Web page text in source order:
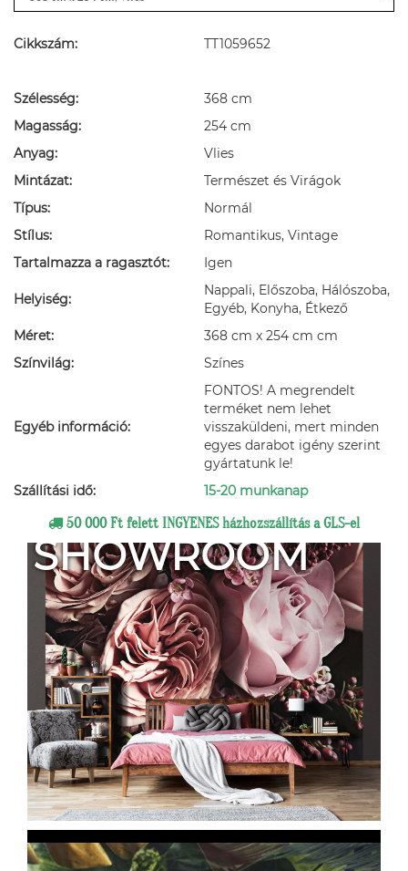
Cikkszám: TT1059652
Szélesség:
368 cm
Magasság:
254 cm
Anyag:
Vlies
Mintázat:
Természet és Virágok
Típus:
Normál
Stílus:
Romantikus, Vintage
Tartalmazza a ragasztót:
Igen
Helyiség:
Nappali, Előszoba, Hálószoba,
Egyéb, Konyha, Étkező
Méret:
368 cm x 254 cm cm
Színvilág:
Színes
Egyéb információ:
FONTOS! A megrendelt
terméket nem lehet
visszaküldeni, mert minden
egyes darabot igény szerint
gyártatunk le!
Szállítási idő:
15-20 munkanap
50 000 Ft felett INGYENES házhozszállítás a GLS-el
SHOWROOM